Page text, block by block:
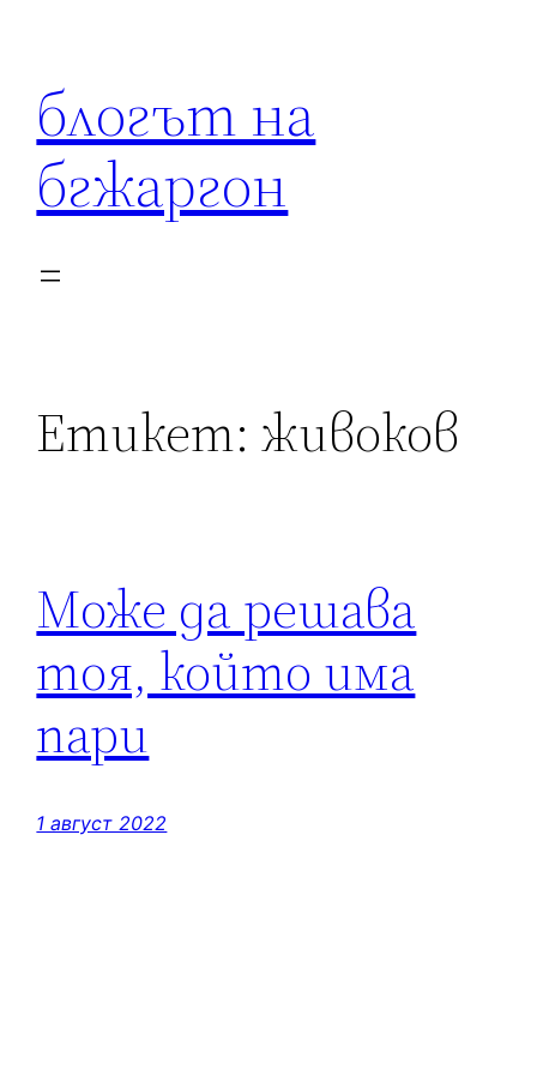
блогът на
бгжаргон
Етикет:живоков
Може да решава
тоя, който има
пари
1 август 2022